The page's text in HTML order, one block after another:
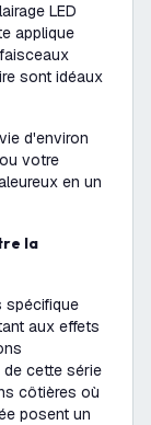
LED
applique
sont idéaux
d'environ
votre
en un
spécifique
aux effets
de cette série
côtières où
posent un